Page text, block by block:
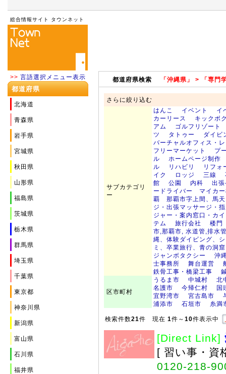
総合情報サイト タウンネット
>> 言語選択メニュー表示
都道府県
北海道
青森県
岩手県
宮城県
秋田県
山形県
福島県
茨城県
栃木県
群馬県
埼玉県
千葉県
東京都
神奈川県
新潟県
富山県
石川県
福井県
都道府県検索 「沖縄県」 > 「専門
さらに絞り込む
サブカテゴリ
ー
はんこ イベント
イ
カーリース
キックボ
アム
ゴルフリゾート
ツ
タトゥー
ダイビ
バーチャルオフィス・
フリーマーケット
プ
ル
ホームページ制作
ル
リハビリ
リフォ
イク
ロッジ 三線
館
公園 内科
出
ードライバー マイカ
覇 那覇市字上間、馬天
ジ・出張マッサージ・
ジャー・案内窓口・カ
テム
旅行会社
楼門
市,那覇市, 水道管,排水
縄、体験ダイビング、
ミ、卒業旅行、青の洞
ジャンボタクシー
沖
士事務所
舞台運営
鉄骨工事・橋梁工事
区市町村
うるま市 中城村
北
名護市
今帰仁村
国
宜野湾市
宮古島市
浦添市
石垣市 糸満
検索件数21件 現在 1件～ 10件表示中
[Direct Link]
[ 習い事・
0120-218-